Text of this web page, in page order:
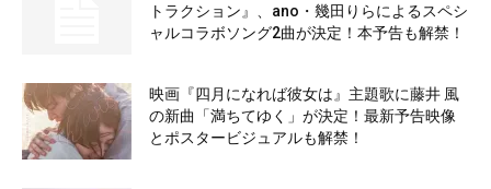
トラクション』、ano・幾田りらによるスペシ
ャルコラボソング2曲が決定！本予告も解禁！
映画『四月になれば彼女は』主題歌に藤井 風
の新曲「満ちてゆく」が決定！最新予告映像
とポスタービジュアルも解禁！